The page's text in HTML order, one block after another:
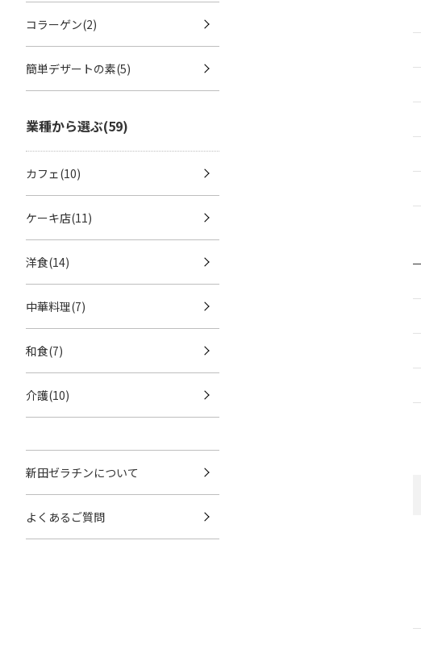
コラーゲン(2)
簡単デザートの素(5)
業種から選ぶ(59)
カフェ(10)
ケーキ店(11)
洋食(14)
中華料理(7)
和食(7)
介護(10)
新田ゼラチンについて
よくあるご質問